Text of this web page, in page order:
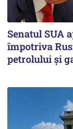
Senatul SUA
împotriva
petrolului și